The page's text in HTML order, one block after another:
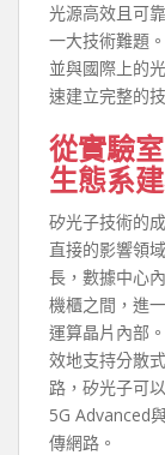
光源高效且可
一大技術難題
並與國際上的
速建立完整的
從實驗
生態系
矽光子技術的
直接的影響領
長，數據中心
機櫃之間，進
運算晶片內部
效地支持分散
路，矽光子可
5G Advanced
傳網路。